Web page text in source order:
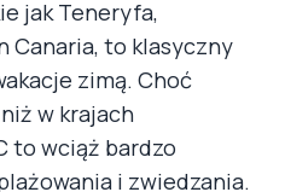
jak Teneryfa,
Canaria, to klasyczny
zimą. Choć
w krajach
to wciąż bardzo
i zwiedzania.